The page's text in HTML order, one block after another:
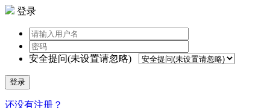
登录
安全提问(未设置请忽略)
登录
还没有注册？